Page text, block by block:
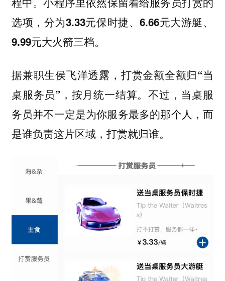
选项，分为3.33元保时捷、6.66元大游艇、
9.99元大火箭三档。
据兼职生侯飞洋透露， 打赏金额全额归“当
桌服务员”，按月统一结算。不过，当桌服
务员并不一定是为你服务最多的那个人，而
是谁负责这片区域，打赏就归谁。